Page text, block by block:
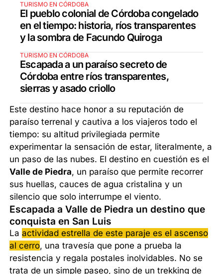
TURISMO EN CÓRDOBA
El pueblo colonial de Córdoba congelado
en el tiempo: historia, ríos transparentes
y la sombra de Facundo Quiroga
TURISMO EN CÓRDOBA
Escapada a un paraíso secreto de
Córdoba entre ríos transparentes,
sierras y asado criollo
Este destino hace honor a su reputación de
paraíso terrenal y cautiva a los viajeros todo el
tiempo: su altitud privilegiada permite
experimentar la sensación de estar, literalmente, a
un paso de las nubes. El destino en cuestión es el
Valle de Piedra, un paraíso que permite recorrer
sus huellas, cauces de agua cristalina y un
silencio que solo interrumpe el viento.
Escapada a Valle de Piedra un destino que
conquista en San Luis
Laactividad estrella de este paraje es el ascenso
al cerro, una travesía que pone a prueba la
resistencia y regala postales inolvidables. No se
trata de un simple paseo, sino de un trekking de